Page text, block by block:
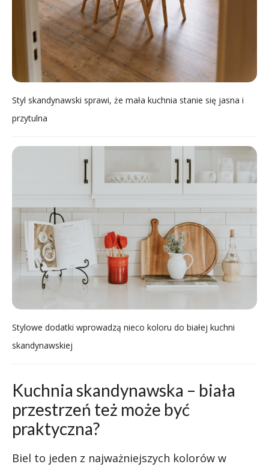
Styl skandynawski sprawi, że mała kuchnia stanie się jasna i
przytulna
Stylowe dodatki wprowadzą nieco koloru do białej kuchni
skandynawskiej
Kuchnia skandynawska – biała
przestrzeń też może być
praktyczna?
Biel to jeden z najważniejszych kolorów w